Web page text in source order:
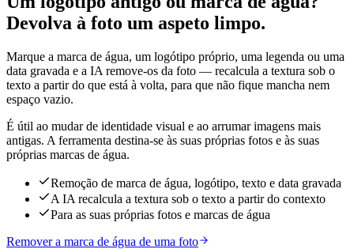
Devolva à foto um aspeto limpo.
Marque a marca de água, um logótipo próprio, uma legenda ou uma
data gravada e a IA remove-os da foto — recalcula a textura sob o
texto a partir do que está à volta, para que não fique mancha nem
espaço vazio.
É útil ao mudar de identidade visual e ao arrumar imagens mais
antigas. A ferramenta destina-se às suas próprias fotos e às suas
próprias marcas de água.
Remoção de marca de água, logótipo, texto e data gravada
A IA recalcula a textura sob o texto a partir do contexto
Para as suas próprias fotos e marcas de água
Remover a marca de água de uma foto